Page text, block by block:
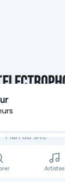
légales
Plan du site
Artistes